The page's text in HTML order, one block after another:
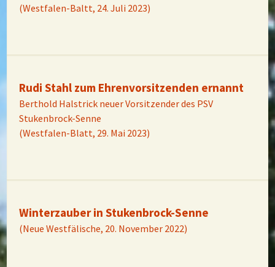
(Westfalen-Baltt, 24. Juli 2023)
Rudi Stahl zum Ehrenvorsitzenden ernannt
Berthold Halstrick neuer Vorsitzender des PSV
Stukenbrock-Senne
(Westfalen-Blatt, 29. Mai 2023)
Winterzauber in Stukenbrock-Senne
(Neue Westfälische, 20. November 2022)